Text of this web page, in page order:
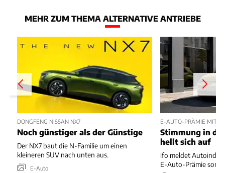
MEHR ZUM THEMA ALTERNATIVE ANTRIEBE
DONGFENG NISSAN NX7
Noch günstiger als der Günstige
Der NX7 baut die N-Familie um einen
kleineren SUV nach unten aus.
E-Auto
E-AUTO-PRÄMIE MIT
Stimmung in
hellt sich auf
ifo meldet
E-Auto-Prämie